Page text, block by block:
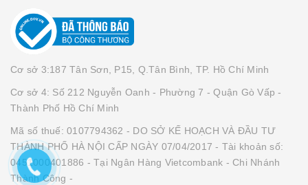
Cơ sở 3:187 Tân Sơn, P15, Q.Tân Bình, TP. Hồ Chí Minh
Cơ sở 4: Số 212 Nguyễn Oanh - Phường 7 - Quận Gò Vấp -
Thành Phố Hồ Chí Minh
Mã số thuế: 0107794362 - DO SỞ KẾ HOẠCH VÀ ĐẦU TƯ
THÀNH PHỐ HÀ NỘI CẤP NGÀY 07/04/2017 - Tài khoản số:
0451000401886 - Tại Ngân Hàng Vietcombank - Chi Nhánh
Thành Công -